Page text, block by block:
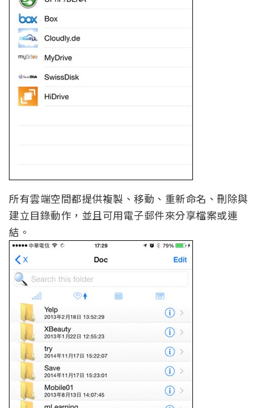
所有雲端空間都提供複製、移動、重新命名、刪除與
建立目錄動作，並且可用電子郵件來分享檔案或連
結。